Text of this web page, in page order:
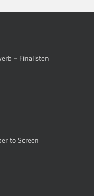
– Finalisten
to Screen